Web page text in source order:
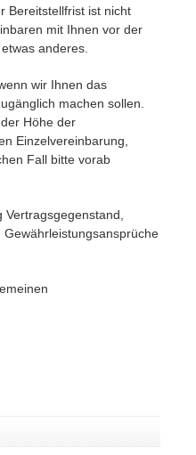
Bereitstellfrist ist nicht
mit Ihnen vor der
anderes.
wir Ihnen das
machen sollen.
Höhe der
Einzelvereinbarung,
Fall bitte vorab